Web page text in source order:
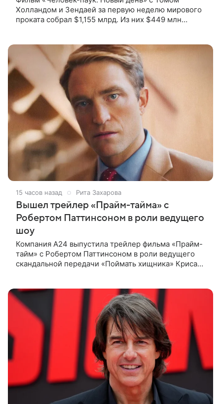
Холландом и Зендаей за первую неделю мирового
проката собрал $1,155 млрд. Из них $449 млн
15 часов назад Рита Захарова
Вышел трейлер «Прайм-тайма» с
Робертом Паттинсоном в роли ведущего
шоу
Компания A24 выпустила трейлер фильма «Прайм-
тайм» с Робертом Паттинсоном в роли ведущего
скандальной передачи «Поймать хищника» Криса